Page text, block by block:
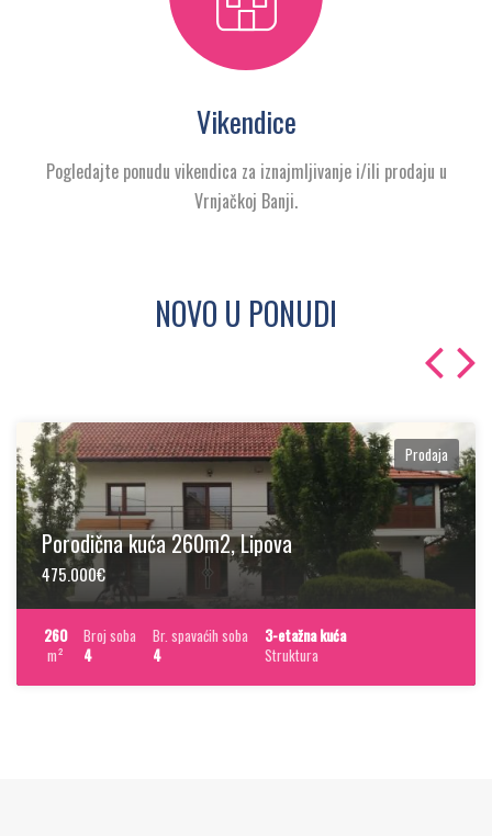
Vikendice
Pogledajte ponudu vikendica za iznajmljivanje i/ili prodaju u
Vrnjačkoj Banji.
NOVO U PONUDI
Prodaja
Porodična kuća 260m2, Lipova
475.000€
260
m²
Broj soba
4
Br. spavaćih soba
4
3-etažna kuća
Struktura